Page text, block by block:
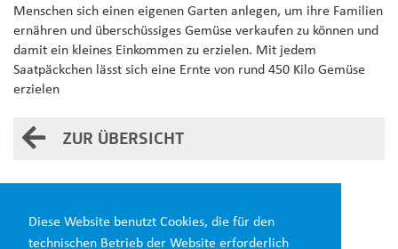
Diese Website benutzt Cookies, die für den
technischen Betrieb der Website erforderlich
ZUR ÜBERSICHT
Menschen sich einen eigenen Garten anlegen, um ihre Familien
ernähren und überschüssiges Gemüse verkaufen zu können und
damit ein kleines Einkommen zu erzielen. Mit jedem
Saatpäckchen lässt sich eine Ernte von rund 450 Kilo Gemüse
erzielen